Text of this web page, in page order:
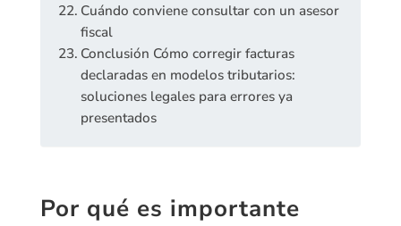
Cuándo conviene consultar con un asesor
fiscal
Conclusión Cómo corregir facturas
declaradas en modelos tributarios:
soluciones legales para errores ya
presentados
Por qué es importante